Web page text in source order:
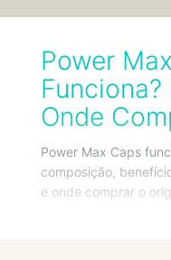
Power
Onde
Power Max Caps
composição,
e onde comprar o